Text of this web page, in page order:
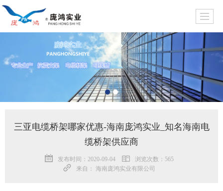
三亚电缆桥架哪家优惠-海南庞鸿实业_知名海南电
缆桥架供应商
发布时间：2020-09-04
浏览次数：565
来自： 海南庞鸿实业有限公司